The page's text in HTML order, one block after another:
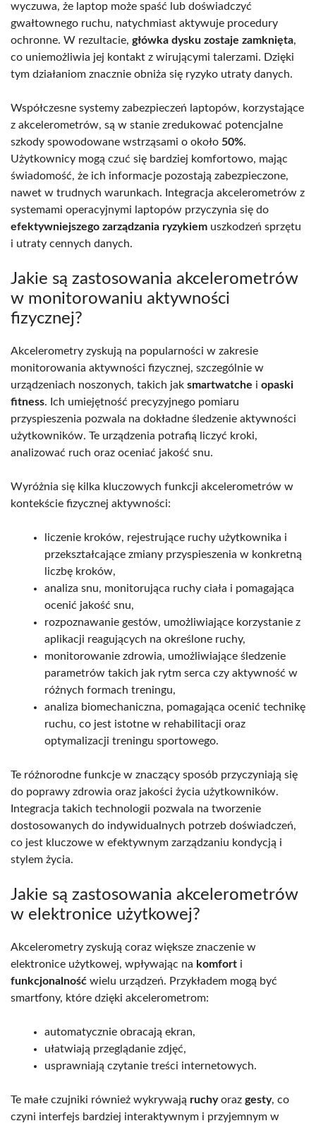
wyczuwa, że laptop może spaść lub doświadczyć
gwałtownego ruchu, natychmiast aktywuje procedury
ochronne. W rezultacie, główka dysku zostaje zamknięta,
co uniemożliwia jej kontakt z wirującymi talerzami. Dzięki
tym działaniom znacznie obniża się ryzyko utraty danych.
Współczesne systemy zabezpieczeń laptopów, korzystające
z akcelerometrów, są w stanie zredukować potencjalne
szkody spowodowane wstrząsami o około 50%.
Użytkownicy mogą czuć się bardziej komfortowo, mając
świadomość, że ich informacje pozostają zabezpieczone,
nawet w trudnych warunkach. Integracja akcelerometrów z
systemami operacyjnymi laptopów przyczynia się do
efektywniejszego zarządzania ryzykiem uszkodzeń sprzętu
i utraty cennych danych.
Jakie są zastosowania akcelerometrów
w monitorowaniu aktywności
fizycznej?
Akcelerometry zyskują na popularności w zakresie
monitorowania aktywności fizycznej, szczególnie w
urządzeniach noszonych, takich jak smartwatche i opaski
fitness. Ich umiejętność precyzyjnego pomiaru
przyspieszenia pozwala na dokładne śledzenie aktywności
użytkowników. Te urządzenia potrafią liczyć kroki,
analizować ruch oraz oceniać jakość snu.
Wyróżnia się kilka kluczowych funkcji akcelerometrów w
kontekście fizycznej aktywności:
liczenie kroków, rejestrujące ruchy użytkownika i
przekształcające zmiany przyspieszenia w konkretną
liczbę kroków,
analiza snu, monitorująca ruchy ciała i pomagająca
ocenić jakość snu,
rozpoznawanie gestów, umożliwiające korzystanie z
aplikacji reagujących na określone ruchy,
monitorowanie zdrowia, umożliwiające śledzenie
parametrów takich jak rytm serca czy aktywność w
różnych formach treningu,
analiza biomechaniczna, pomagająca ocenić technikę
ruchu, co jest istotne w rehabilitacji oraz
optymalizacji treningu sportowego.
Te różnorodne funkcje w znaczący sposób przyczyniają się
do poprawy zdrowia oraz jakości życia użytkowników.
Integracja takich technologii pozwala na tworzenie
dostosowanych do indywidualnych potrzeb doświadczeń,
co jest kluczowe w efektywnym zarządzaniu kondycją i
stylem życia.
Jakie są zastosowania akcelerometrów
w elektronice użytkowej?
Akcelerometry zyskują coraz większe znaczenie w
elektronice użytkowej, wpływając na komfort i
funkcjonalność wielu urządzeń. Przykładem mogą być
smartfony, które dzięki akcelerometrom:
automatycznie obracają ekran,
ułatwiają przeglądanie zdjęć,
usprawniają czytanie treści internetowych.
Te małe czujniki również wykrywają ruchyoraz gesty, co
czyni interfejs bardziej interaktywnym i przyjemnym w